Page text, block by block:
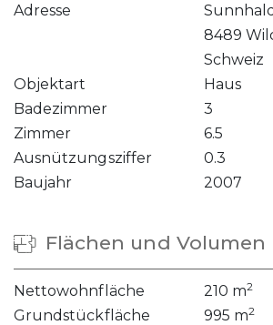
Adresse
8489
Schweiz
Objektart
Haus
Badezimmer
3
Zimmer
6.5
Ausnützungsziffer
0.3
Baujahr
2007
Flächen und Volumen
Nettowohnfläche 210 m2
Grundstückfläche 995 m2